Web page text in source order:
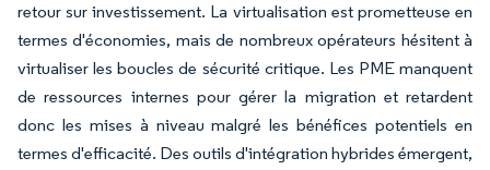
retour sur investissement. La virtualisation est prometteuse en
termes d'économies, mais de nombreux opérateurs hésitent à
virtualiser les boucles de sécurité critique. Les PME manquent
de ressources internes pour gérer la migration et retardent
donc les mises à niveau malgré les bénéfices potentiels en
termes d'efficacité. Des outils d'intégration hybrides émergent,